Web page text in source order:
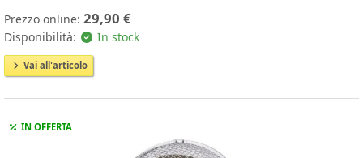
Prezzo online: 29,90 €
Disponibilità: In stock
Vai all'articolo
IN OFFERTA